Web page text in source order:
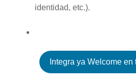
identidad, etc.).
Integra ya Welcome